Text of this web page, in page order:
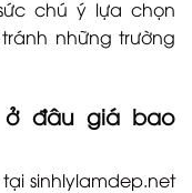
chú ý lựa chọn
những trường
ở đâu giá bao
tạisinhlylamdep.net